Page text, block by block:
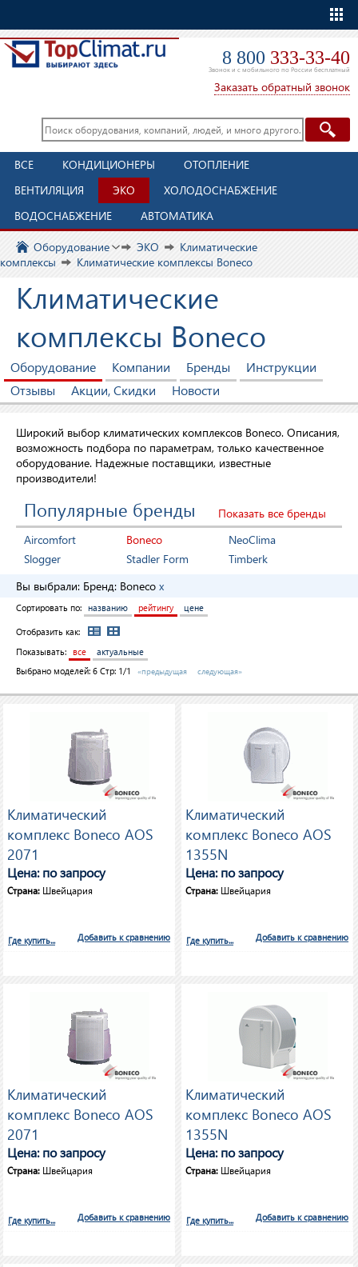
8 800 333-33-40
Звонок и с мобильного по России бесплатный
Заказать обратный звонок
ВСЕ КОНДИЦИОНЕРЫ
ОТОПЛЕНИЕ
ВЕНТИЛЯЦИЯ
ЭКО
ХОЛОДОСНАБЖЕНИЕ
ВОДОСНАБЖЕНИЕ
АВТОМАТИКА
Оборудование ЭКО
Климатические
комплексы
Климатические комплексы Boneco
Климатические
комплексы Boneco
Оборудование Компании Бренды
Инструкции
Отзывы
Акции, Скидки Новости
Широкий выбор климатических комплексов Boneco. Описания,
возможность подбора по параметрам, только качественное
оборудование. Надежные поставщики, известные
производители!
Показать все бренды
Популярные бренды
Aircomfort Boneco
NeoClima
Slogger
Stadler Form
Timberk
Вы выбрали: Бренд: Boneco x
Сортировать по: названию рейтингу цене
Отобразить как:
Показывать:
все
актуальные
Выбрано моделей: 6 Стр: 1/1 «предыдущая следующая»
Климатический
комплекс Boneco AOS
2071
Цена: по запросу
Страна: Швейцария
Добавить к сравнению
Где купить...
Климатический
комплекс Boneco AOS
1355N
Цена: по запросу
Страна: Швейцария
Добавить к сравнению
Где купить...
Климатический
комплекс Boneco AOS
2071
Цена: по запросу
Страна: Швейцария
Добавить к сравнению
Где купить...
Климатический
комплекс Boneco AOS
1355N
Цена: по запросу
Страна: Швейцария
Добавить к сравнению
Где купить...